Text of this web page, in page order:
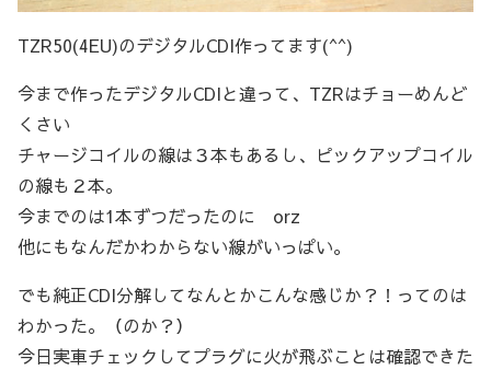
TZR50(4EU)のデジタルCDI作ってます(^^)
今まで作ったデジタルCDIと違って、TZRはチョーめんど
くさい
チャージコイルの線は３本もあるし、ピックアップコイル
の線も２本。
今までのは1本ずつだったのに orz
他にもなんだかわからない線がいっぱい。
でも純正CDI分解してなんとかこんな感じか？！ってのは
わかった。（のか？）
今日実車チェックしてプラグに火が飛ぶことは確認できた